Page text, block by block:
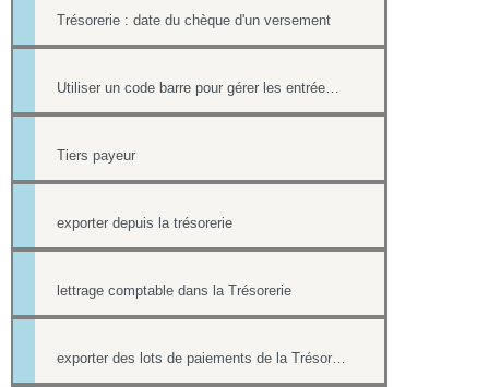
Trésorerie : date du chèque d'un versement
Tiers payeur
exporter depuis la trésorerie
lettrage comptable dans la Trésorerie